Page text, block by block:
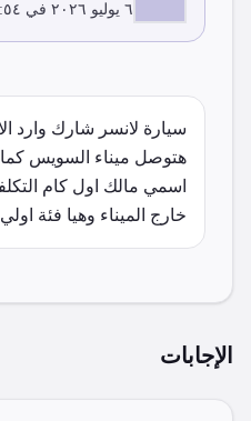
٦ يوليو ٢٠٢٦ في ٠٣:٥٤ م
خارج الميناء وهيا فئة اولي
الإجابات